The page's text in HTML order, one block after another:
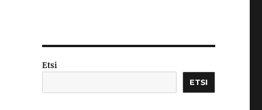
Etsi
ETSI